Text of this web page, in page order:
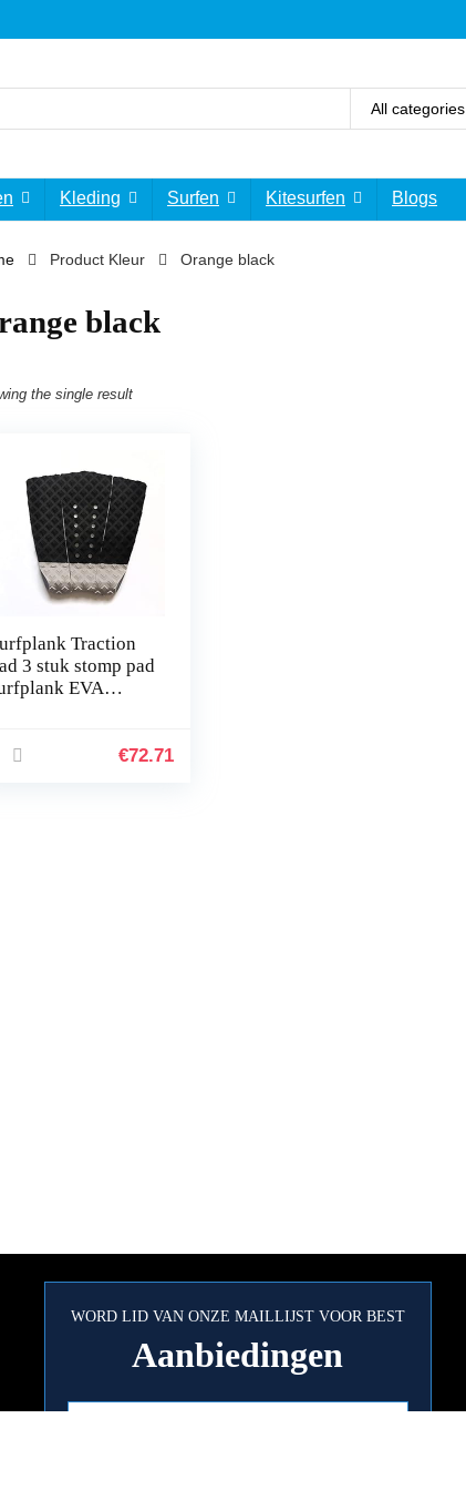
All categories
Kleding Surfen Kitesurfen Blogs
Product Kleur Orange black
black
the single result
Traction
3 stuk stomp pad
EVA
pasvorm voor
€72.71
WORD LID VAN ONZE MAILLIJST VOOR BEST
Aanbiedingen